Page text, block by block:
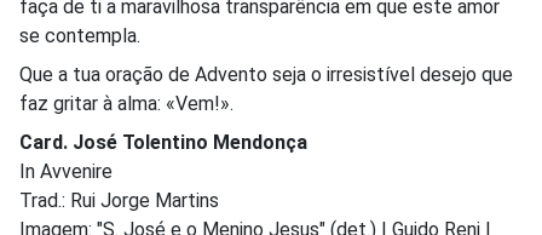
faça de ti a maravilhosa transparência em que este amor
se contempla.
Que a tua oração de Advento seja o irresistível desejo que
faz gritar à alma: «Vem!».
Card. José Tolentino Mendonça
In Avvenire
Trad.: Rui Jorge Martins
Imagem: "S. José e o Menino Jesus" (det.) | Guido Reni |